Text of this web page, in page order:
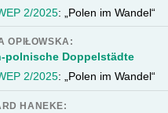
2/2025: „Polen im Wandel“
OPIŁOWSKA:
polnische Doppelstädte
2/2025: „Polen im Wandel“
HANEKE: